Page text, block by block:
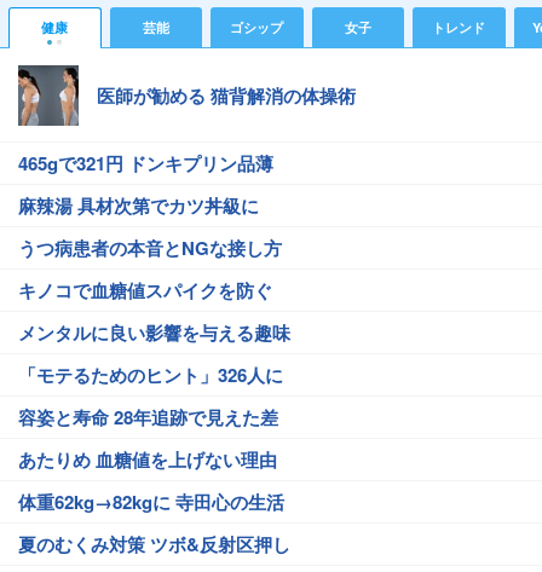
健康 芸能 ゴシップ 女子 トレンド
医師が勧める 猫背解消の体操術
465gで321円 ドンキプリン品薄
麻辣湯 具材次第でカツ丼級に
うつ病患者の本音とNGな接し方
キノコで血糖値スパイクを防ぐ
メンタルに良い影響を与える趣味
「モテるためのヒント」326人に
容姿と寿命 28年追跡で見えた差
あたりめ 血糖値を上げない理由
体重62kg→82kgに 寺田心の生活
夏のむくみ対策 ツボ&反射区押し